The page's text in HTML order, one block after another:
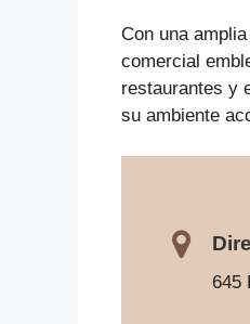
Con una
comercial
restaurantes y
su ambiente
645